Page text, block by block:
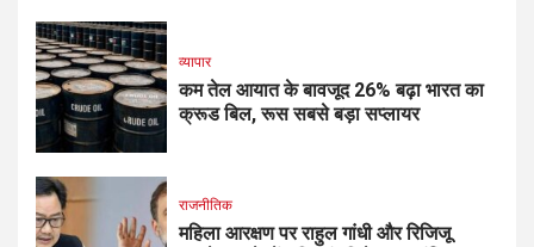
व्यापार
कम तेल आयात के बावजूद 26% बढ़ा भारत का
क्रूड बिल, रूस सबसे बड़ा सप्लायर
राजनीतिक
महिला आरक्षण पर राहुल गांधी और रिजिजू